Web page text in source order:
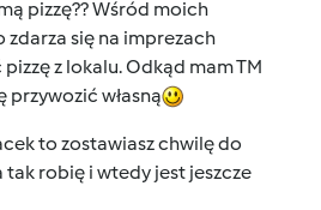
pizzę?? Wśród moich
się na imprezach
z lokalu. Odkąd mam TM
przywozić własną
to zostawiasz chwilę do
tak robię i wtedy jest jeszcze